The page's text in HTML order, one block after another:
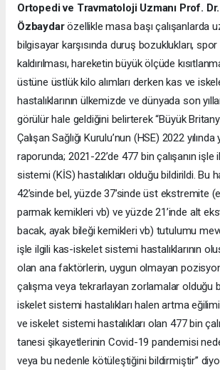
Ortopedi ve Travmatoloji Uzmanı Prof.
Özbaydarözellikle masa başı çalışanlarda
bilgisayar karşısında duruş bozuklukları,
kaldırılması, hareketin büyük ölçüde
üstüne üstlük kilo alımları derken kas ve
hastalıklarının ülkemizde ve dünyada son
görülür hale geldiğini belirterek “Büyük
Çalışan Sağlığı Kurulu’nun (HSE) 2022 yılında
raporunda; 2021-22’de 477 bin çalışanın
sistemi (KİS) hastalıkları olduğu bildirildi. Bu
42’sinde bel, yüzde 37’sinde üst ekstremite
parmak kemikleri vb) ve yüzde 21’inde alt
bacak, ayak bileği kemikleri vb) tutulumu
işle ilgili kas-iskelet sistemi hastalıklarının
olan ana faktörlerin, uygun olmayan
çalışma veya tekrarlayan zorlamalar olduğu
iskelet sistemi hastalıkları halen artma
ve iskelet sistemi hastalıkları olan 477 bin
tanesi şikayetlerinin Covid-19 pandemisi
veya bu nedenle kötüleştiğini bildirmiştir”